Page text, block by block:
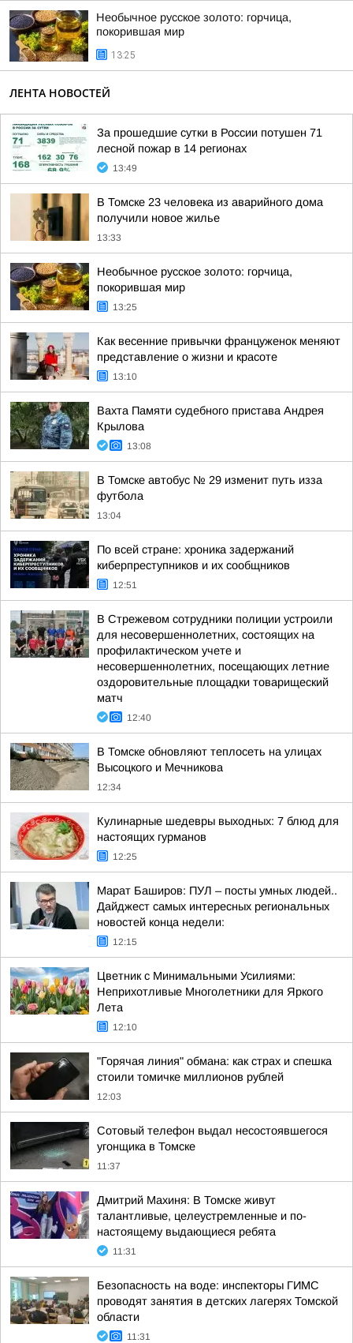
Необычное русское золото: горчица,
покорившая мир
13:25
ЛЕНТА НОВОСТЕЙ
За прошедшие сутки в России потушен 71
лесной пожар в 14 регионах
13:49
В Томске 23 человека из аварийного дома
получили новое жилье
13:33
Необычное русское золото: горчица,
покорившая мир
13:25
Как весенние привычки француженок меняют
представление о жизни и красоте
13:10
Вахта Памяти судебного пристава Андрея
Крылова
13:08
В Томске автобус № 29 изменит путь изза
футбола
13:04
По всей стране: хроника задержаний
киберпреступников и их сообщников
12:51
В Стрежевом сотрудники полиции устроили
для несовершеннолетних, состоящих на
профилактическом учете и
несовершеннолетних, посещающих летние
оздоровительные площадки товарищеский
матч
12:40
В Томске обновляют теплосеть на улицах
Высоцкого и Мечникова
12:34
Кулинарные шедевры выходных: 7 блюд для
настоящих гурманов
12:25
Марат Баширов: ПУЛ – посты умных людей..
Дайджест самых интересных региональных
новостей конца недели:
12:15
Цветник с Минимальными Усилиями:
Неприхотливые Многолетники для Яркого
Лета
12:10
"Горячая линия" обмана: как страх и спешка
стоили томичке миллионов рублей
12:03
Сотовый телефон выдал несостоявшегося
угонщика в Томске
11:37
Дмитрий Махиня: В Томске живут
талантливые, целеустремленные и по-
настоящему выдающиеся ребята
11:31
Безопасность на воде: инспекторы ГИМС
проводят занятия в детских лагерях Томской
области
11:31